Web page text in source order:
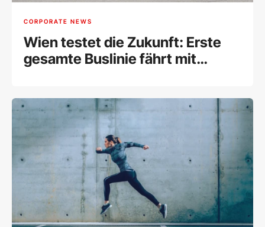
CORPORATE NEWS
Wien testet die Zukunft: Erste
gesamte Buslinie fährt mit